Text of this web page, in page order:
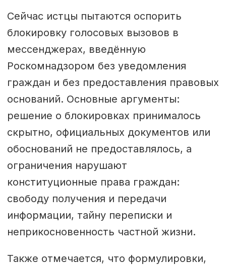
Сейчас истцы пытаются оспорить
блокировку голосовых вызовов в
мессенджерах, введённую
Роскомнадзором без уведомления
граждан и без предоставления правовых
оснований. Основные аргументы:
решение о блокировках принималось
скрытно, официальных документов или
обоснований не предоставлялось, а
ограничения нарушают
конституционные права граждан:
свободу получения и передачи
информации, тайну переписки и
неприкосновенность частной жизни.
Также отмечается, что формулировки,